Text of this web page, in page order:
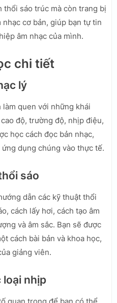
thổi sáo trúc mà còn trang bị
cơ bản, giúp bạn tự tin
âm nhạc của mình.
chi tiết
lý
quen với những khái
độ, trường độ, nhịp điệu,
học cách đọc bản nhạc,
dụng chúng vào thực tế.
sáo
dẫn các kỹ thuật thổi
cách lấy hơi, cách tạo âm
và âm sắc. Bạn sẽ được
cách bài bản và khoa học,
giảng viên.
loại nhịp